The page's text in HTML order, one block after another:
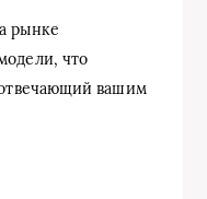
рынке
что
отвечающий вашим